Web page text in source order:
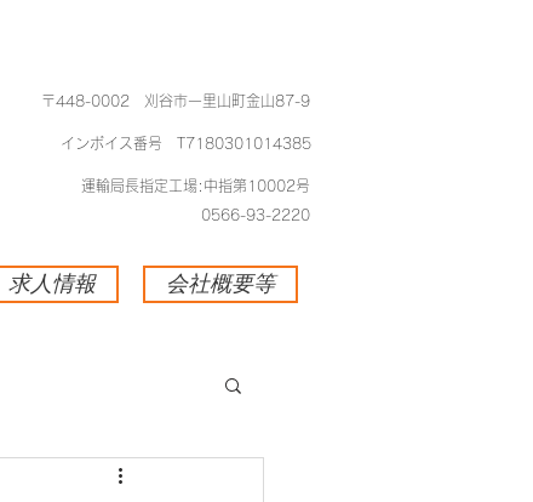
​〒448-0002 刈谷市一里山町金山87-9
​インボイス番号 T7180301014385
​運輸局長指定工場:中指第10002号
0566-93-2220
求人情報 会社概要等